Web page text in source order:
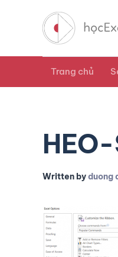
Trang chủ
Written byduong